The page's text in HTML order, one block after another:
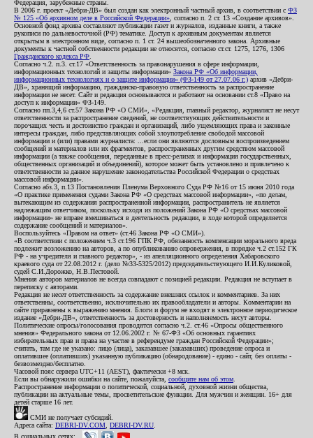
Федерация, зарубежные страны.
В 2006 г. проект «Дебри-ДВ» был создан как электронный частный архив, в соответствии с ФЗ
№ 125 «Об архивном деле в Российской Федерации» , согласно п. 2 ст. 13 «Создание архивов».
Основной фонд архива составляют публикации газет и журналов, изданные книги, а также
рукописи по дальневосточной (РФ) тематике. Доступ к архивным документам является
открытым в электронном виде, согласно п. 1 ст. 24 вышеобозначенного закона. Архивные
документы к частной собственности редакции не относятся, согласно ст.ст. 1275, 1276, 1306
Гражданского кодекса РФ
Согласно ч.2. п.3. ст.17 «Ответственность за правонарушения в сфере информации,
информационных технологий и защиты информации» Закона РФ «Об информации,
информационных технологиях и о защите информации» (ФЗ-149 от 27.07.06 г.) архив «Дебри-
ДВ», хранящий информацию, гражданско-правовую ответственность за распространение
информации не несет. Сайт и редакция основываются и работают на основании ст.8 «Право на
доступ к информации» ФЗ-149.
Согласно пп.3,4,6 ст.57 Закона РФ «О СМИ», «Редакция, главный редактор, журналист не несут
ответственности за распространение сведений, не соответствующих действительности и
порочащих честь и достоинство граждан и организаций, либо ущемляющих права и законные
интересы граждан, либо представляющих собой злоупотребление свободой массовой
информации и (или) правами журналиста: ...если они являются дословным воспроизведением
сообщений и материалов или их фрагментов, распространенных другим средством массовой
информации (а также сообщения, переданные в пресс-релизах и информация государственных,
общественных организаций и объединений), которое может быть установлено и привлечено к
ответственности за данное нарушение законодательства Российской Федерации о средствах
массовой информации».
Согласно абз.3, п.13 Постановления Пленума Верховного Суда РФ №16 от 15 июня 2010 года
«О практике применения судами Закона РФ «О средствах массовой информации», «по делам,
вытекающим из содержания распространенной информации, распространитель не является
надлежащим ответчиком, поскольку исходя из положений Закона РФ «О средствах массовой
информации» не вправе вмешиваться в деятельность редакции, в ходе которой определяется
содержание сообщений и материалов».
Воспользуйтесь «Правом на ответ» (ст.46 Закона РФ «О СМИ»).
«В соответствии с положением ч.3 ст.196 ГПК РФ, обязанность компенсации морального вреда
подлежит возложению на авторов, а по опубликованию опровержения, в порядке ч.2 ст.152 ГК
РФ - на учредителя и главного редактор», - из апелляционного определения Хабаровского
краевого суда от 22.08.2012 г. (дело №33-5325/2012) председательствующего И.И.Куликовой,
судей С.И.Дорожко, Н.В.Пестовой.
Мнения авторов материалов не всегда совпадают с позицией редакции. Редакция не вступает в
переписку с авторами.
Редакция не несет ответственность за содержание внешних ссылок и комментариев. За них
ответственны, соответственно, исключительно их правообладатели и авторы. Комментарии на
сайте приравнены к выражению мнения. Блоги и форум не входят в электронное периодическое
издание «Дебри-ДВ», ответственность за достоверность и наполняемость несут авторы.
Политические опросы/голосования проводятся согласно ч.2. ст.46 «Опросы общественного
мнения» Федерального закона от 12.06.2002 г. № 67-ФЗ «Об основных гарантиях
избирательных прав и права на участие в референдуме граждан Российской Федерации»;
считать, там где не указано: лицо (лица), заказавшее (заказавших) проведение опроса и
оплатившее (оплативших) указанную публикацию (обнародование) - едино - сайт, без оплаты -
безвозмездно/бесплатно.
Часовой пояс сервера UTC+11 (AEST), фактически +8 мск.
Если вы обнаружили ошибки на сайте, пожалуйста, сообщите нам об этом
Распространение информации о политической, социальной, духовной жизни общества,
публикации на актуальные темы, просветительские функции. Для мужчин и женщин. 16+ для
детей старше 16 лет.
СМИ не получает субсидий.
Адреса сайта: DEBRI-DV.COM DEBRI-DV.RU
В социальных сетях: